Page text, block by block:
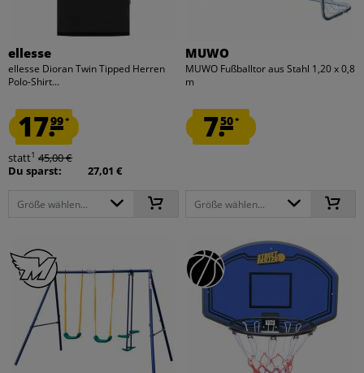
ellesse
ellesse Dioran Twin Tipped Herren
Polo-Shirt...
17.99*
statt1 45,00 €
Du sparst:
27,01 €
Größe wählen...
MUWO
MUWO Fußballtor aus Stahl 1,20 x 0,8
m
7.50*
Größe wählen...